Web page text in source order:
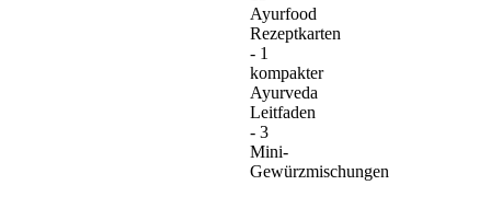
Ayurfood
Rezeptkarten
- 1
kompakter
Ayurveda
Leitfaden
- 3
Mini-
Gewürzmischungen